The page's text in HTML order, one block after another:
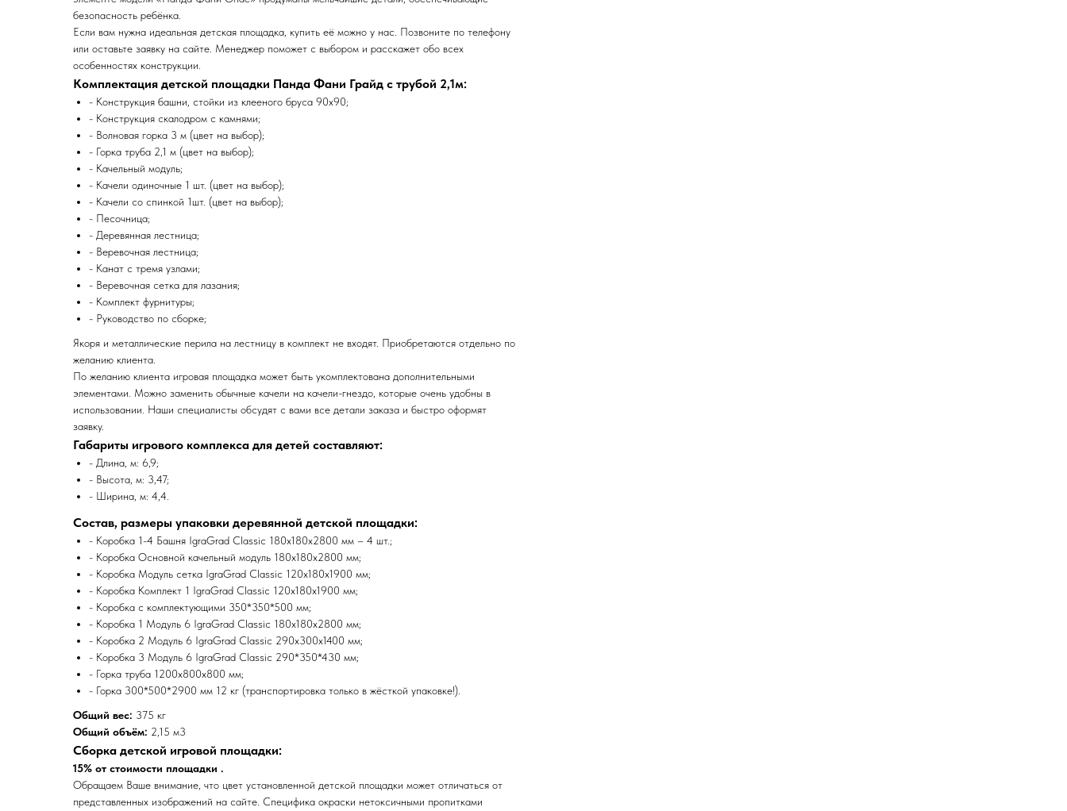
безопасность ребёнка.
Если вам нужна идеальная детская площадка, купить её можно у нас. Позвоните по телефону
или оставьте заявку на сайте. Менеджер поможет с выбором и расскажет обо всех
особенностях конструкции.
Комплектация детской площадки Панда Фани Грайд с трубой 2,1м:
- Конструкция башни, стойки из клееного бруса 90х90;
- Конструкция скалодром с камнями;
- Волновая горка 3 м (цвет на выбор);
- Горка труба 2,1 м (цвет на выбор);
- Качельный модуль;
- Качели одиночные 1 шт. (цвет на выбор);
- Качели со спинкой 1шт. (цвет на выбор);
- Песочница;
- Деревянная лестница;
- Веревочная лестница;
- Канат с тремя узлами;
- Веревочная сетка для лазания;
- Комплект фурнитуры;
- Руководство по сборке;
Якоря и металлические перила на лестницу в комплект не входят. Приобретаются отдельно по
желанию клиента.
По желанию клиента игровая площадка может быть укомплектована дополнительными
элементами. Можно заменить обычные качели на качели-гнездо, которые очень удобны в
использовании. Наши специалисты обсудят с вами все детали заказа и быстро оформят
заявку.
Габариты игрового комплекса для детей составляют:
- Длина, м: 6,9;
- Высота, м: 3,47;
- Ширина, м: 4,4.
Состав, размеры упаковки деревянной детской площадки:
- Коробка 1-4 Башня IgraGrad Classic 180х180х2800 мм – 4 шт.;
- Коробка Основной качельный модуль 180х180х2800 мм;
- Коробка Модуль сетка IgraGrad Classic 120х180х1900 мм;
- Коробка Комплект 1 IgraGrad Classic 120х180х1900 мм;
- Коробка с комплектующими 350*350*500 мм;
- Коробка 1 Модуль 6 IgraGrad Classic 180х180х2800 мм;
- Коробка 2 Модуль 6 IgraGrad Classic 290х300х1400 мм;
- Коробка 3 Модуль 6 IgraGrad Classic 290*350*430 мм;
- Горка труба 1200х800х800 мм;
- Горка 300*500*2900 мм 12 кг (транспортировка только в жёсткой упаковке!).
Общий вес: 375 кг
Общий объём: 2,15 м3
Сборка детской игровой площадки:
15% от стоимости площадки .
Обращаем Ваше внимание, что цвет установленной детской площадки может отличаться от
представленных изображений на сайте. Специфика окраски нетоксичными пропитками